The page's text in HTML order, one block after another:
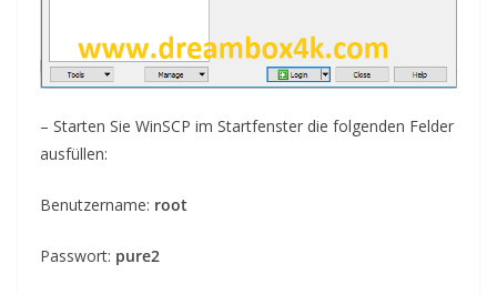
– Starten Sie WinSCP im Startfenster die folgenden Felder
ausfüllen:
Benutzername: root
Passwort: pure2